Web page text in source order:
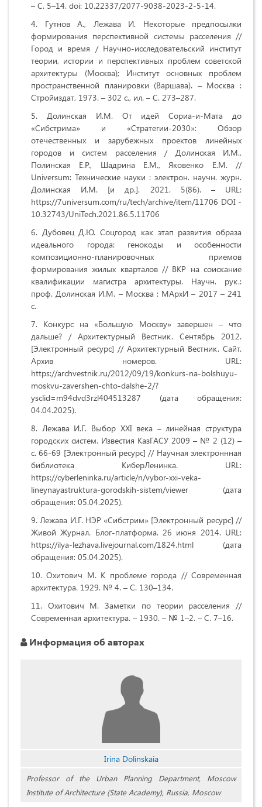
– С. 5–14. doi: 10.22337/2077-9038-2023-2-5-14.
Гутнов А., Лежава И. Некоторые предпосылки
формирования перспективной системы расселения //
Город и время / Научно-исследовательский институт
теории, истории и перспективных проблем советской
архитектуры (Москва); Институт основных проблем
пространственной планировки (Варшава). – Москва :
Стройиздат, 1973. – 302 с., ил. – С. 273–287.
Долинская И.М. От идей Сориа-и-Мата до
«Сибстрима» и «Стратегии-2030»: Обзор
отечественных и зарубежных проектов линейных
городов и систем расселения / Долинская И.М.,
Полинская Е.Р., Шадрина Е.М., Яковенко Е.М. //
Universum: Технические науки : электрон. научн. журн.
Долинская И.М. [и др.]. 2021. 5(86). – URL:
https://7universum.com/ru/tech/archive/item/11706 DOI -
10.32743/UniTech.2021.86.5.11706
Дубовец Д.Ю. Соцгород как этап развития образа
идеального города: генокоды и особенности
композиционно-планировочных приемов
формирования жилых кварталов // ВКР на соискание
квалификации магистра архитектуры. Научн. рук.:
проф. Долинская И.М. – Москва : МАрхИ – 2017 – 241
с.
Конкурс на «Большую Москву» завершен – что
дальше? / Архитектурный Вестник. Сентябрь 2012.
[Электронный ресурс] // Архитектурный Вестник. Сайт.
Архив номеров. URL:
https://archvestnik.ru/2012/09/19/konkurs-na-bolshuyu-
moskvu-zavershen-chto-dalshe-2/?
ysclid=m94dvd3rzl404513287 (дата обращения:
04.04.2025).
Лежава И.Г. Выбор XXI века – линейная структура
городских систем. Известия КазГАСУ 2009 – № 2 (12) –
с. 66-69 [Электронный ресурс] // Научная электроннная
библиотека КиберЛенинка. URL:
https://cyberleninka.ru/article/n/vybor-xxi-veka-
lineynayastruktura-gorodskih-sistem/viewer (дата
обращения: 05.04.2025).
Лежава И.Г. НЭР «Сибстрим» [Электронный ресурс] //
Живой Журнал. Блог-платформа. 26 июня 2014. URL:
https://ilya-lezhava.livejournal.com/1824.html (дата
обращения: 05.04.2025).
Охитович М. К проблеме города // Современная
архитектура. 1929. № 4. – С. 130–134.
Охитович М. Заметки по теории расселения //
Современная архитектура. – 1930. – № 1–2. – С. 7–16.
Информация об авторах
Irina Dolinskaia
Professor of the Urban Planning Department, Moscow
Institute of Architecture (State Academy), Russia, Moscow